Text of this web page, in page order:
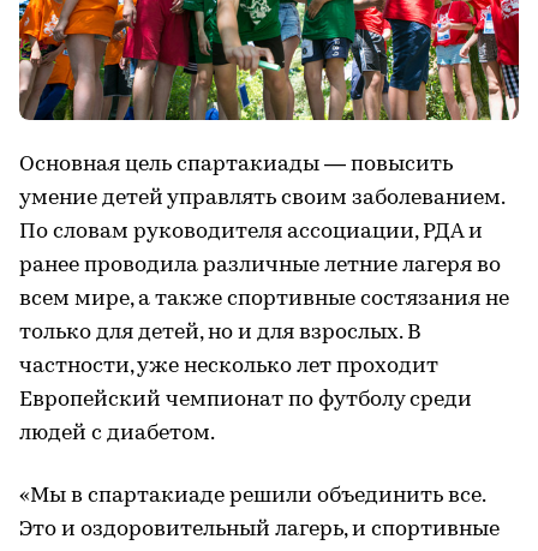
Основная цель спартакиады — повысить
умение детей управлять своим заболеванием.
По словам руководителя ассоциации, РДА и
ранее проводила различные летние лагеря во
всем мире, а также спортивные состязания не
только для детей, но и для взрослых. В
частности, уже несколько лет проходит
Европейский чемпионат по футболу среди
людей с диабетом.
«Мы в спартакиаде решили объединить все.
Это и оздоровительный лагерь, и спортивные